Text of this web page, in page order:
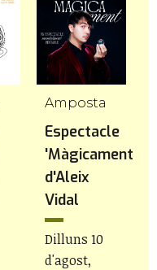
Amposta
Espectacle
'Màgicament'
d'Aleix
Vidal
Dilluns 10
d'agost,